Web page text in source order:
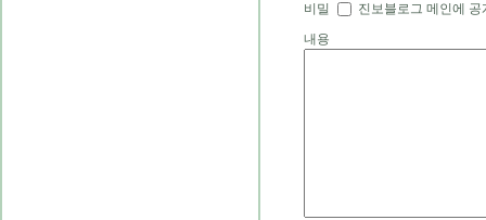
비밀 진보블로그 메인에 공
내용